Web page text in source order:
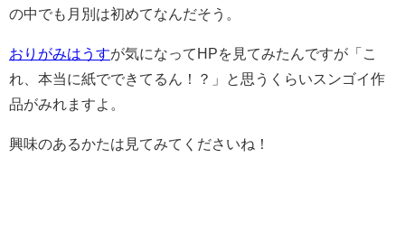
の中でも月別は初めてなんだそう。
おりがみはうすが気になってHPを見てみたんですが「こ
れ、本当に紙でできてるん！？」と思うくらいスンゴイ作
品がみれますよ。
興味のあるかたは見てみてくださいね！